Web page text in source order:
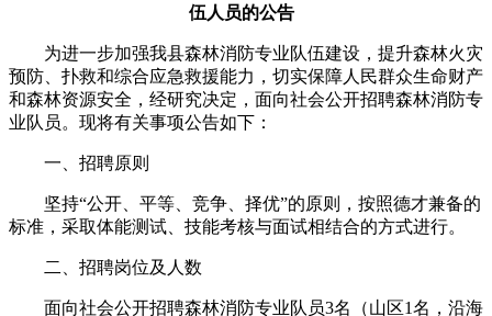
伍人员的公告
为进一步加强我县森林消防专业队伍建设，提升森林火灾
预防、扑救和综合应急救援能力，切实保障人民群众生命财产
和森林资源安全，经研究决定，面向社会公开招聘森林消防专
业队员。现将有关事项公告如下：
一、招聘原则
坚持“公开、平等、竞争、择优”的原则，按照德才兼备的
标准，采取体能测试、技能考核与面试相结合的方式进行。
二、招聘岗位及人数
面向社会公开招聘森林消防专业队员3名（山区1名，沿海